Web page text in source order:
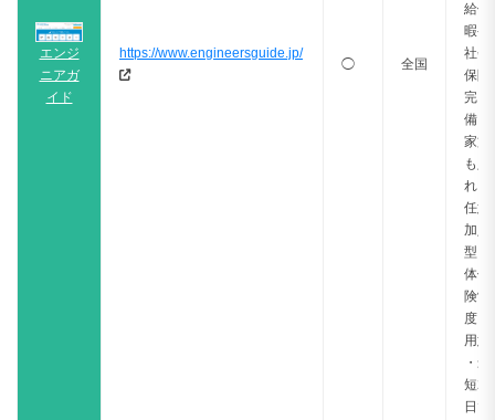
エンジ
ニアガ
イド
https://www.engineersguide.jp/
◯ 全国
給休
暇や
社会
保険
完
備！
家族
も入
れる
任意
加入
型団
体保
険制
度も
用意
・最
短2
日で